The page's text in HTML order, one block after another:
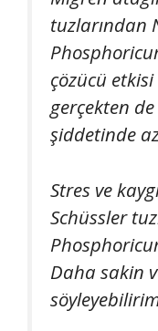
tuzlarından
çözücü
gerçekten de
şiddetinde
Stres ve
Schüssler
Daha sakin